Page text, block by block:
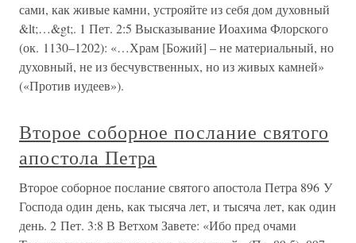
сами, как живые камни, устрояйте из себя дом духовный
&lt;…&gt;. 1 Пет. 2:5 Высказывание Иоахима Флорского
(ок. 1130–1202): «…Храм [Божий] – не материальный, но
духовный, не из бесчувственных, но из живых камней»
(«Против иудеев»).
Второе соборное послание святого
апостола Петра
Второе соборное послание святого апостола Петра 896 У
Господа один день, как тысяча лет, и тысяча лет, как один
день. 2 Пет. 3:8 В Ветхом Завете: «Ибо пред очами